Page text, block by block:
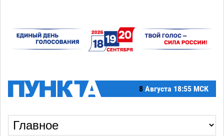
8 Августа 18:55 МСК